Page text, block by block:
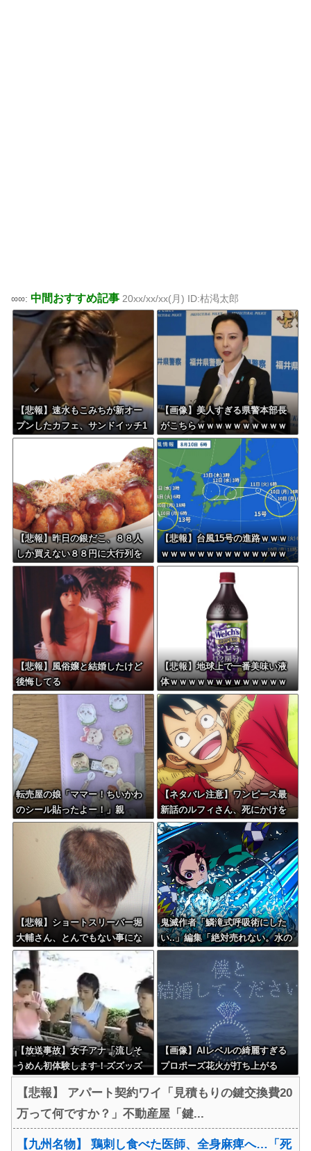
∞∞: 中間おすすめ記事 20xx/xx/xx(月) ID:枯渇太郎
【悲報】速水もこみちが新オー
プンしたカフェ、サンドイッチ1
つ3000円ｗｗｗｗｗｗｗｗｗｗ
【画像】美人すぎる県警本部長
がこちらｗｗｗｗｗｗｗｗｗｗ
【悲報】昨日の銀だこ、８８人
しか買えない８８円に大行列を
なす都民コチラ・・・
【悲報】台風15号の進路ｗｗｗ
ｗｗｗｗｗｗｗｗｗｗｗｗｗｗ
【悲報】風俗嬢と結婚したけど
後悔してる
【悲報】地球上で一番美味い液
体ｗｗｗｗｗｗｗｗｗｗｗｗｗ
ｗｗｗｗｗｗｗｗｗｗｗｗｗｗ
ｗｗｗｗｗｗ
転売屋の娘「ママー！ちいかわ
のシール貼ったよー！」親
「！！！！！！」→
【ネタバレ注意】ワンピース最
新話のルフィさん、死にかけを
助けてもらったジジイに悪態を
吐いてしまう・・・
【悲報】ショートスリーバー堀
大輔さん、とんでもない事にな
る・・・
鬼滅作者「鱗滝式呼吸術にした
い..」編集「絶対売れない。水の
呼吸にしましょう」
【放送事故】女子アナ「流しそ
うめん初体験します！ズズッズ
【画像】AIレベルの綺麗すぎる
プロポーズ花火が打ち上がる
【悲報】 アパート契約ワイ「見積もりの鍵交換費20
万って何ですか？」不動産屋「鍵...
【九州名物】 鶏刺し食べた医師、全身麻痺へ…「死